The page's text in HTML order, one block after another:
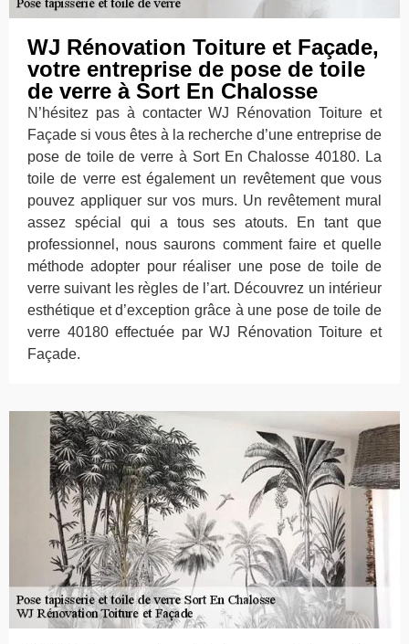
WJ Rénovation Toiture et Façade,
votre entreprise de pose de toile
de verre à Sort En Chalosse
N’hésitez pas à contacter WJ Rénovation Toiture et
Façade si vous êtes à la recherche d’une entreprise de
pose de toile de verre à Sort En Chalosse 40180. La
toile de verre est également un revêtement que vous
pouvez appliquer sur vos murs. Un revêtement mural
assez spécial qui a tous ses atouts. En tant que
professionnel, nous saurons comment faire et quelle
méthode adopter pour réaliser une pose de toile de
verre suivant les règles de l’art. Découvrez un intérieur
esthétique et d’exception grâce à une pose de toile de
verre 40180 effectuée par WJ Rénovation Toiture et
Façade.